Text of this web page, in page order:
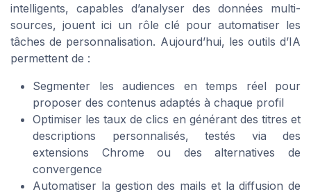
intelligents, capables d’analyser des données multi-
sources, jouent ici un rôle clé pour automatiser les
tâches de personnalisation. Aujourd’hui, les outils d’IA
permettent de :
Segmenter les audiences en temps réel pour
proposer des contenus adaptés à chaque profil
Optimiser les taux de clics en générant des titres et
descriptions personnalisés, testés via des
extensions Chrome ou des alternatives de
convergence
Automatiser la gestion des mails et la diffusion de